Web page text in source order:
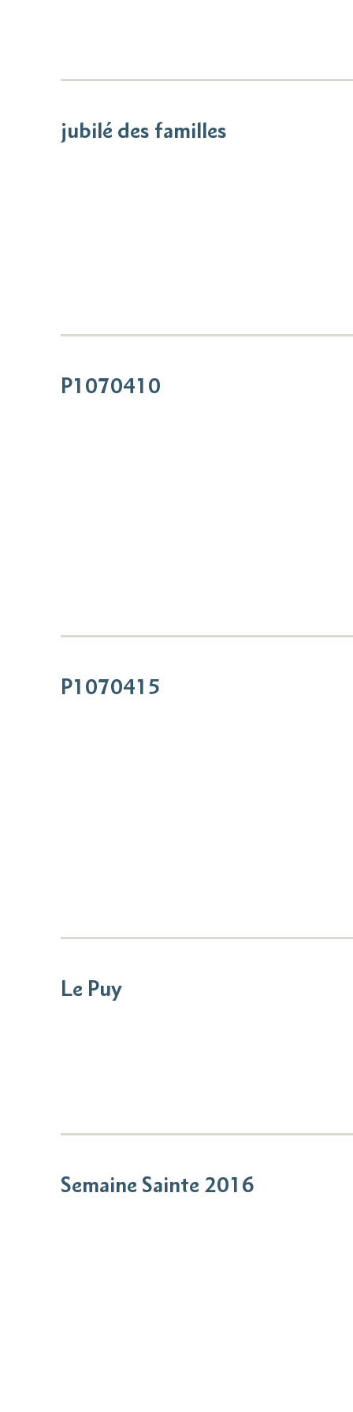
jubilé des familles
P1070410
P1070415
Le Puy
Semaine Sainte 2016